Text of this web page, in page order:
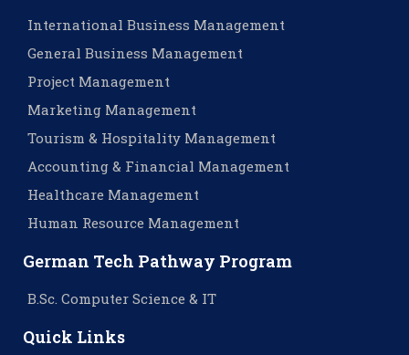
International Business Management
General Business Management
Project Management
Marketing Management
Tourism & Hospitality Management
Accounting & Financial Management
Healthcare Management
Human Resource Management
German Tech Pathway Program
B.Sc. Computer Science & IT
Quick Links